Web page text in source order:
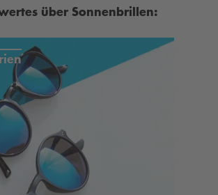
über Sonnenbrillen: